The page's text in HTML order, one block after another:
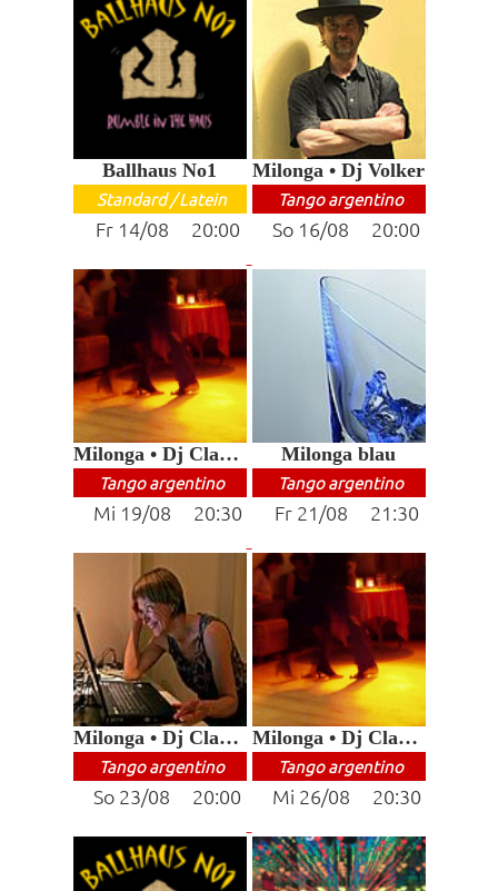
Ballhaus No1
Standard / Latein
Fr 14/08 20:00
Milonga • Dj Volker
Tango argentino
So 16/08 20:00
Milonga • Dj Claudia
Tango argentino
Mi 19/08 20:30
Milonga blau
Tango argentino
Fr 21/08 21:30
Milonga • Dj Claudia
Tango argentino
So 23/08 20:00
Milonga • Dj Claudia
Tango argentino
Mi 26/08 20:30